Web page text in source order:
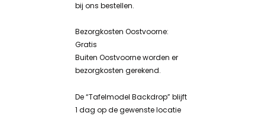
bij ons bestellen.
Bezorgkosten Oostvoorne:
Gratis
Buiten Oostvoorne worden er
bezorgkosten gerekend.
De “Tafelmodel Backdrop” blijft
1 dag op de gewenste locatie